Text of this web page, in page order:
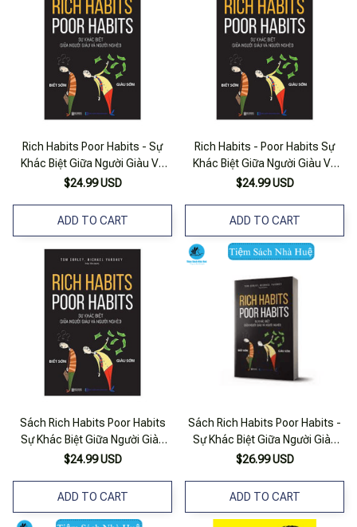
Rich Habits Poor Habits - Sự
Khác Biệt Giữa Người Giàu Và
Người Nghèo
$24.99 USD
ADD TO CART
Rich Habits - Poor Habits Sự
Khác Biệt Giữa Người Giàu Và
Người Nghèo
$24.99 USD
ADD TO CART
Sách Rich Habits Poor Habits
Sự Khác Biệt Giữa Người Giàu
Và Người Nghèo
$24.99 USD
ADD TO CART
Sách Rich Habits Poor Habits -
Sự Khác Biệt Giữa Người Giàu
Và Người Nghèo - Tại Sao Người
$26.99 USD
ADD TO CART